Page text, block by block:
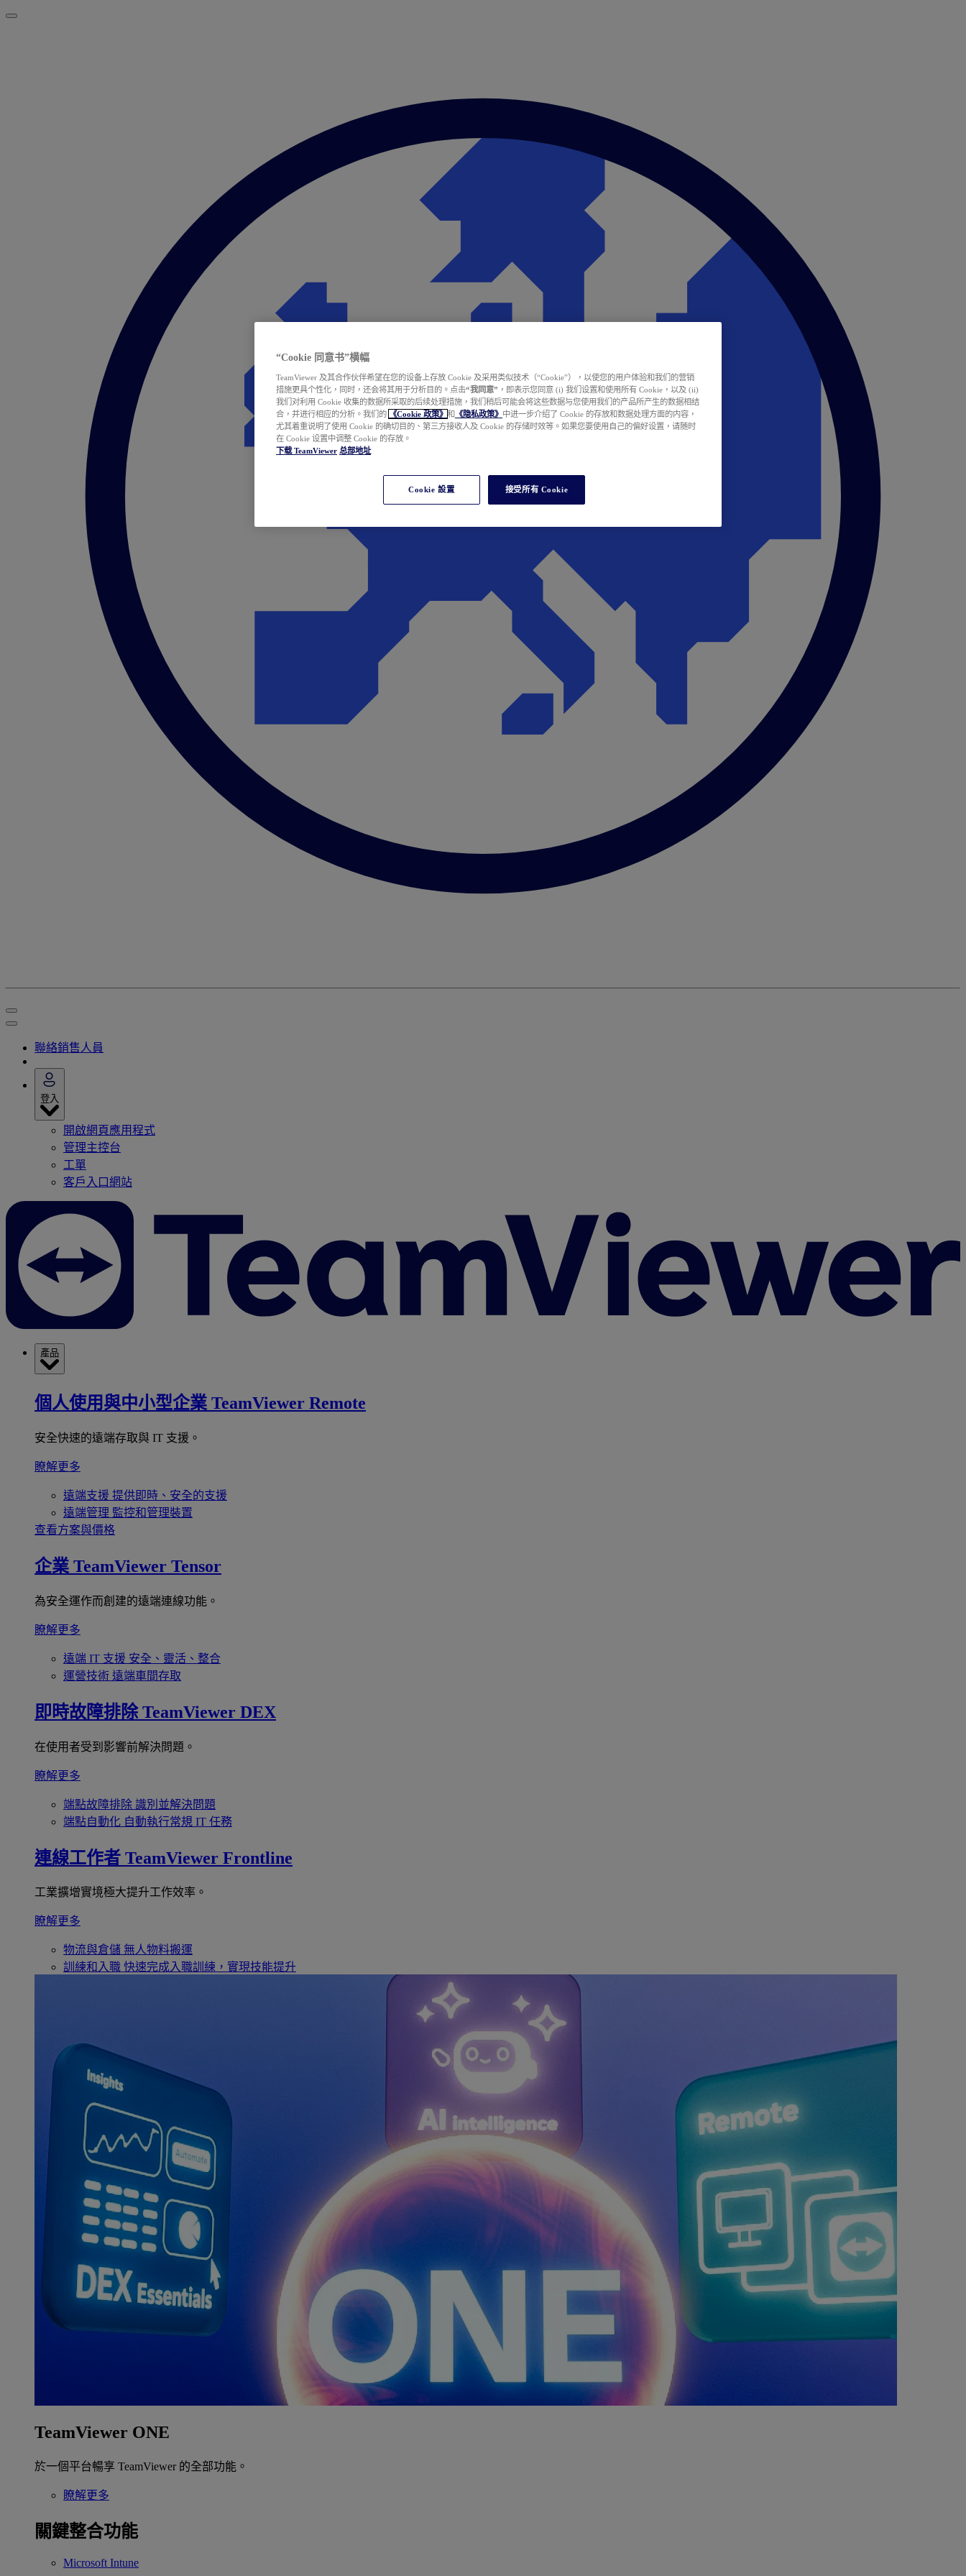
聯絡銷售人員
登入
開啟網頁應用程式
管理主控台
工單
客戶入口網站
產品
個人使用與中小型企業 TeamViewer Remote
安全快速的遠端存取與 IT 支援。
瞭解更多
遠端支援 提供即時、安全的支援
遠端管理 監控和管理裝置
查看方案與價格
企業 TeamViewer Tensor
為安全運作而創建的遠端連線功能。
瞭解更多
遠端 IT 支援 安全、靈活、整合
運營技術 遠端車間存取
即時故障排除 TeamViewer DEX
在使用者受到影響前解決問題。
瞭解更多
端點故障排除 識別並解決問題
端點自動化 自動執行常規 IT 任務
連線工作者 TeamViewer Frontline
工業擴增實境極大提升工作效率。
瞭解更多
物流與倉儲 無人物料搬運
訓練和入職 快速完成入職訓練，實現技能提升
TeamViewer ONE
於一個平台暢享 TeamViewer 的全部功能。
瞭解更多
關鍵整合功能
Microsoft Intune
“Cookie 同意书”横幅
TeamViewer 及其合作伙伴希望在您的设备上存放 Cookie 及采用类似技术（“Cookie”），以使您的用户体验和我们的营销
措施更具个性化，同时，还会将其用于分析目的。点击“我同意” ，即表示您同意 (i) 我们设置和使用所有 Cookie，以及 (ii)
我们对利用 Cookie 收集的数据所采取的后续处理措施，我们稍后可能会将这些数据与您使用我们的产品所产生的数据相结
合，并进行相应的分析。我们的
《Cookie 政策》 和 《隐私政策》 中进一步介绍了 Cookie 的存放和数据处理方面的内容，
尤其着重说明了使用 Cookie 的确切目的、第三方接收人及 Cookie 的存储时效等。如果您要使用自己的偏好设置，请随时
在 Cookie 设置中调整 Cookie 的存放。
下载 TeamViewer 总部地址
Cookie 設置 接受所有 Cookie